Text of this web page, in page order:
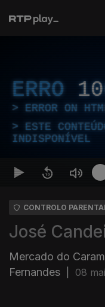
ERRO
ERROR ON
ESTE
INDISPONÍVEL
CONTROLO
José
Mercado do
Fernandes
08